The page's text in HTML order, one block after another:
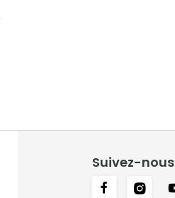
Suivez-nous